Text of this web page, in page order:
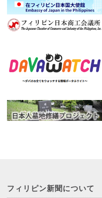
フィリピン新聞について